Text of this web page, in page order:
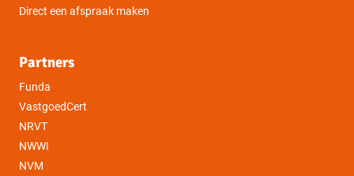
Direct een afspraak maken
Partners
Funda
VastgoedCert
NRVT
NWWI
NVM